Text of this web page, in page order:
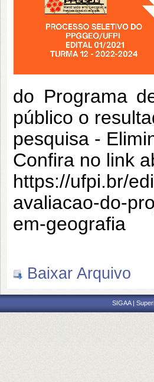
do Programa
público o
pesquisa -
Confira no link
https://ufpi.br/
avaliacao-do-
em-geografia
Baixar Arquivo
SIGAA |